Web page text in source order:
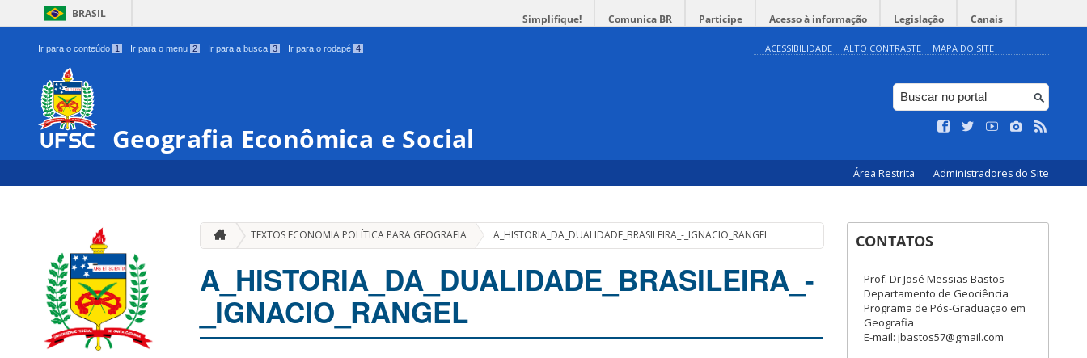
BRASIL Simplifique! Comunica BR Participe Acesso à informação Legislação Canais
Ir para o conteúdo 1 Ir para o menu 2 Ir para a busca 3 Ir para o rodapé 4 ACESSIBILIDADE ALTO CONTRASTE MAPA DO SITE
Geografia Econômica e Social
Área Restrita Administradores do Site
TEXTOS ECONOMIA POLÍTICA PARA GEOGRAFIA A_HISTORIA_DA_DUALIDADE_BRASILEIRA_-_IGNACIO_RANGEL
A_HISTORIA_DA_DUALIDADE_BRASILEIRA_-
_IGNACIO_RANGEL
CONTATOS
Prof. Dr José Messias Bastos
Departamento de Geociência
Programa de Pós-Graduação em
Geografia
E-mail: jbastos57@gmail.com